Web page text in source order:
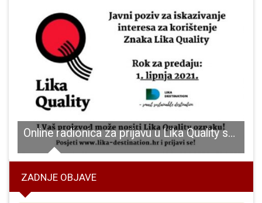
Online radionica za prijavu u Lika Quality sustav
ZADNJE OBJAVE